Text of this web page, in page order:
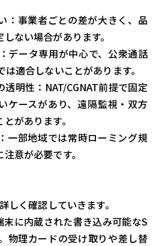
：事業者ごとの差が大きく、品
ない場合があります。
データ専用が中心で、公衆通話
適合しないことがあります。
透明性：NAT/CGNAT前提で固定
ケースがあり、遠隔監視・双方
があります。
一部地域では常時ローミング規
意が必要です。
しく確認していきます。
に内蔵された書き込み可能なS
物理カードの受け取りや差し替